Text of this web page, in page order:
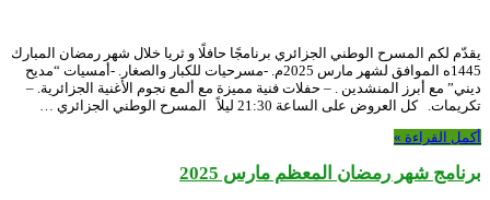
يقدّم لكم المسرح الوطني الجزائري برنامجًا حافلًا و ثريا خلال شهر رمضان المبارك
1445ه الموافق لشهر مارس 2025م. -مسرحيات للكبار والصغار. -أمسيات “مديح
ديني” مع أبرز المنشدين . – حفلات فنية مميزة مع ألمع نجوم الأغنية الجزائرية. –
تكريمات. كل العروض على الساعة 21:30 ليلاً المسرح الوطني الجزائري …
أكمل القراءة »
برنامج شهر رمضان المعظم مارس 2025